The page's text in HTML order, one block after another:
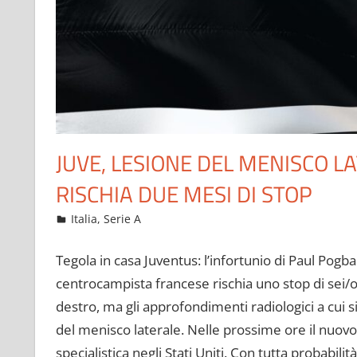
JUVE, LESIONE DEL MENISCO
RISCHIA DUE MESI DI STOP
Luglio 26, 2022
admin
Italia,Serie A
Tegola in casa Juventus: l’infortunio di Paul
centrocampista francese rischia uno stop di
destro, ma gli approfondimenti radiologici a cui
del menisco laterale. Nelle prossime ore il
specialistica negli Stati Uniti. Con tutta